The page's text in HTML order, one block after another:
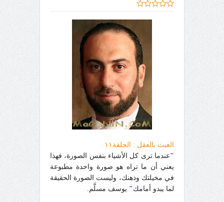
العبث بالعقل : الحلقة١١
"عندما ترى كل الأشياء بنفس الصورة، فهذا
يعني أن ما تراه هو صورة واحدة مطبوعة
في مخيلتك وذهنك، وليست الصورة الحقيقة
لما يبدو أمامك" يوسف مسلَّم.